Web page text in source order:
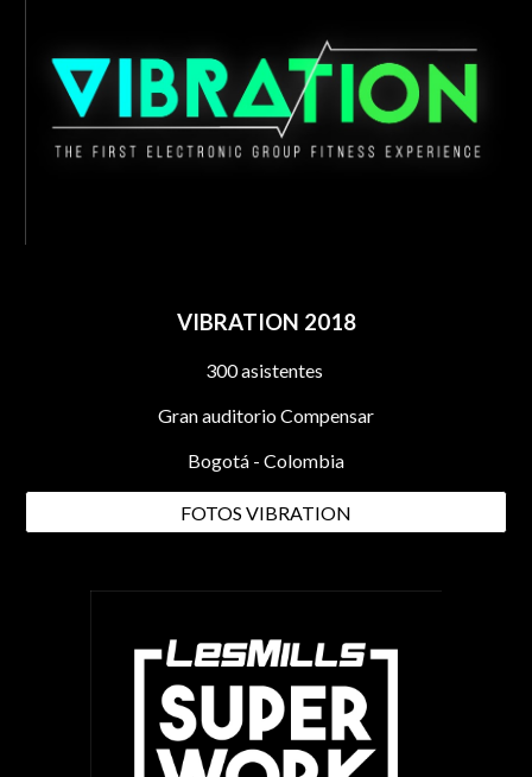
VIBRATION 2018
300 asistentes
Gran auditorio Compensar
Bogotá - Colombia
FOTOS VIBRATION